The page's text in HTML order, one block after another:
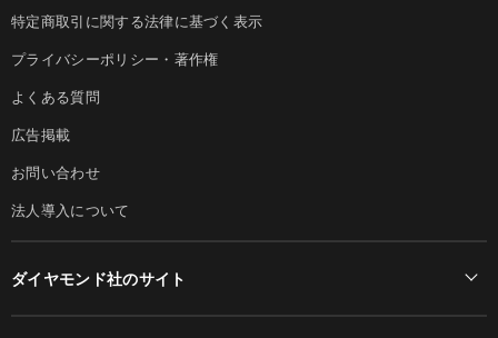
特定商取引に関する法律に基づく表示
プライバシーポリシー・著作権
よくある質問
広告掲載
お問い合わせ
法人導入について
ダイヤモンド社のサイト